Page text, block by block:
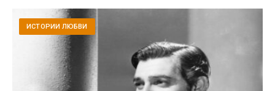
ИСТОРИИ ЛЮБВИ